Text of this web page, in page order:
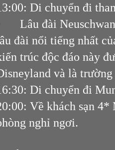
Di chuyển đi
Lâu đài
đài nổi tiếng nhất
trúc độc đáo này
và là
Di chuyển đi
Về khách sạn 4*
nghỉ ngơi.